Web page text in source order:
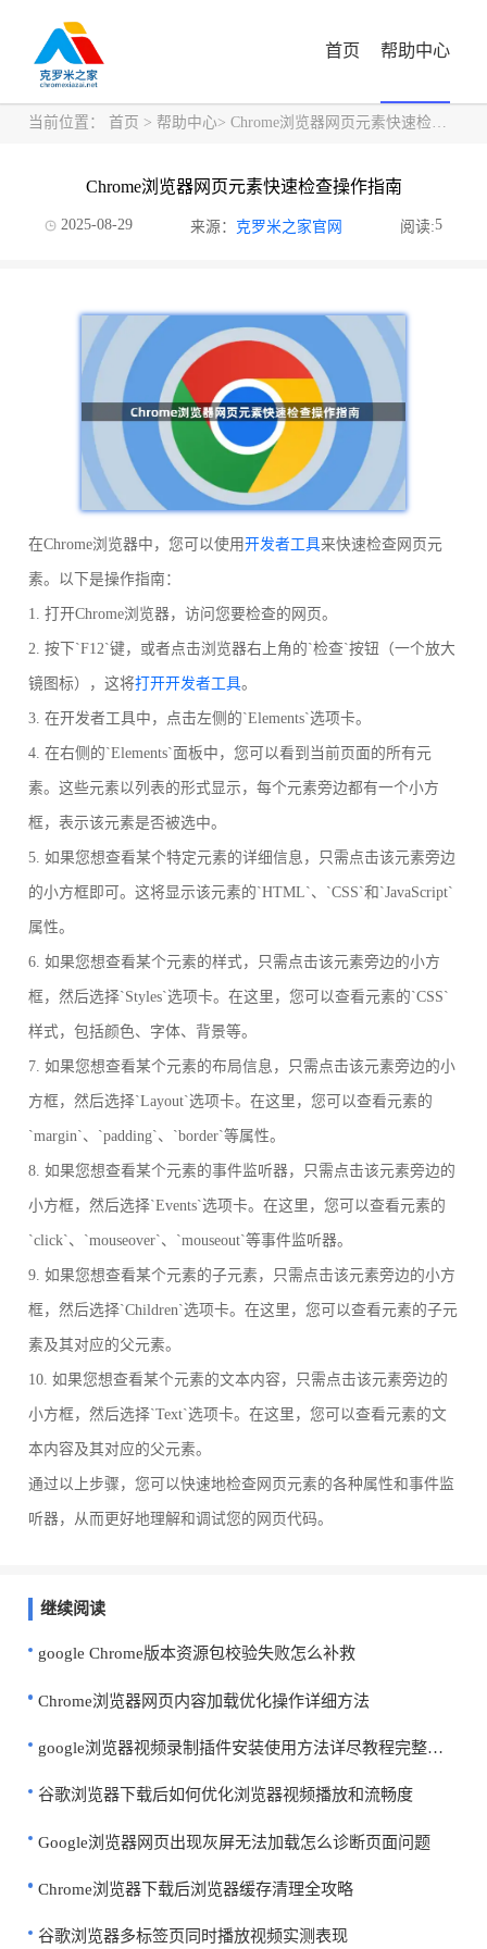
首页 帮助中心
当前位置： 首页 > 帮助中心> Chrome浏览器网页元素快速检查操作指南
Chrome浏览器网页元素快速检查操作指南
2025-08-29 来源： 克罗米之家官网 阅读:5
在Chrome浏览器中，您可以使用开发者工具来快速检查网页元
素。以下是操作指南：
1. 打开Chrome浏览器，访问您要检查的网页。
2. 按下`F12`键，或者点击浏览器右上角的`检查`按钮（一个放大
镜图标），这将打开开发者工具。
3. 在开发者工具中，点击左侧的`Elements`选项卡。
4. 在右侧的`Elements`面板中，您可以看到当前页面的所有元
素。这些元素以列表的形式显示，每个元素旁边都有一个小方
框，表示该元素是否被选中。
5. 如果您想查看某个特定元素的详细信息，只需点击该元素旁边
的小方框即可。这将显示该元素的`HTML`、`CSS`和`JavaScript`
属性。
6. 如果您想查看某个元素的样式，只需点击该元素旁边的小方
框，然后选择`Styles`选项卡。在这里，您可以查看元素的`CSS`
样式，包括颜色、字体、背景等。
7. 如果您想查看某个元素的布局信息，只需点击该元素旁边的小
方框，然后选择`Layout`选项卡。在这里，您可以查看元素的
`margin`、`padding`、`border`等属性。
8. 如果您想查看某个元素的事件监听器，只需点击该元素旁边的
小方框，然后选择`Events`选项卡。在这里，您可以查看元素的
`click`、`mouseover`、`mouseout`等事件监听器。
9. 如果您想查看某个元素的子元素，只需点击该元素旁边的小方
框，然后选择`Children`选项卡。在这里，您可以查看元素的子元
素及其对应的父元素。
10. 如果您想查看某个元素的文本内容，只需点击该元素旁边的
小方框，然后选择`Text`选项卡。在这里，您可以查看元素的文
本内容及其对应的父元素。
通过以上步骤，您可以快速地检查网页元素的各种属性和事件监
听器，从而更好地理解和调试您的网页代码。
继续阅读
google Chrome版本资源包校验失败怎么补救
Chrome浏览器网页内容加载优化操作详细方法
google浏览器视频录制插件安装使用方法详尽教程完整分享
谷歌浏览器下载后如何优化浏览器视频播放和流畅度
Google浏览器网页出现灰屏无法加载怎么诊断页面问题
Chrome浏览器下载后浏览器缓存清理全攻略
谷歌浏览器多标签页同时播放视频实测表现